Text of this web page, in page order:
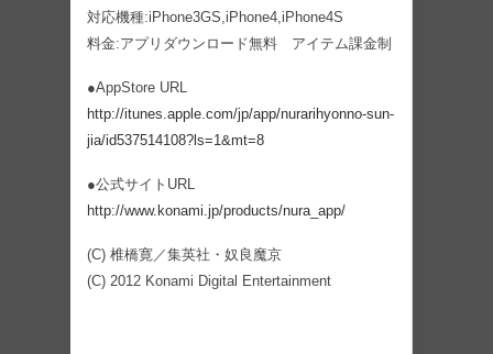
対応機種:iPhone3GS,iPhone4,iPhone4S
料金:アプリダウンロード無料 アイテム課金制
●AppStore URL
http://itunes.apple.com/jp/app/nurarihyonno-sun-
jia/id537514108?ls=1&mt=8
●公式サイトURL
http://www.konami.jp/products/nura_app/
(C) 椎橋寛／集英社・奴良魔京
(C) 2012 Konami Digital Entertainment